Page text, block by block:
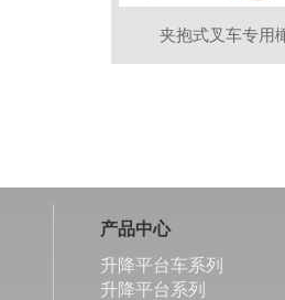
夹抱式叉车专用
产品中心
升降平台车系列
升降平台系列